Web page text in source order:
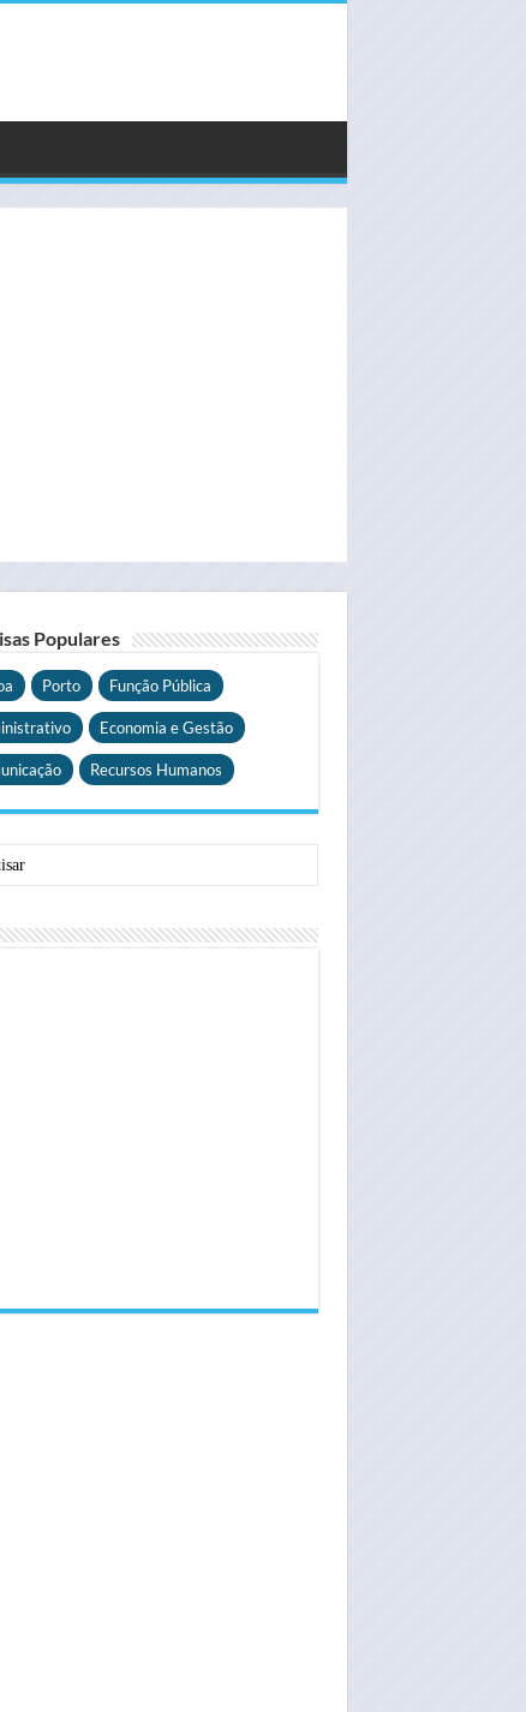
Populares
Porto Função Pública
Economia e Gestão
Recursos Humanos